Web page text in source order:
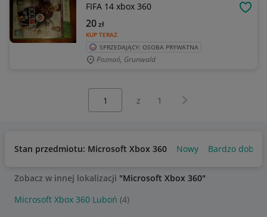
FIFA 14 xbox 360
KUP TERAZ
20zł
SPRZEDAJĄCY: OSOBA PRYWATNA
Poznań, Grunwald
z 1 Następna strona
Stan przedmiotu: Microsoft Xbox 360 Nowy Bardzo dobry
Zobacz w innej lokalizacji "Microsoft Xbox 360"
Microsoft Xbox 360 Luboń (4)